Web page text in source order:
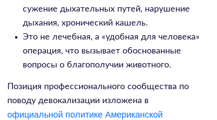
сужение дыхательных путей, нарушение
дыхания, хронический кашель.
Это не лечебная, а «удобная для человека»
операция, что вызывает обоснованные
вопросы о благополучии животного.
Позиция профессионального сообщества по
поводу девокализации изложена в
официальной политике Американской